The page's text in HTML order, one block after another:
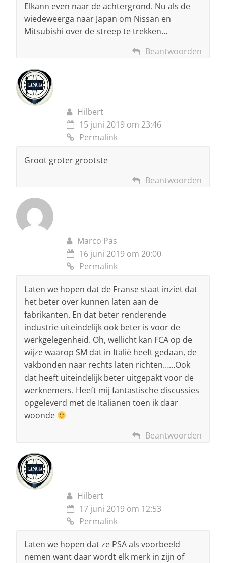
Elkann even naar de achtergrond. Nu als de
wiedeweerga naar Japan om Nissan en
Mitsubishi over de streep te trekken…
Beantwoorden
Hilbert
15 juni 2019 om 23:46
Permalink
Groot groter grootste
Beantwoorden
Marco Pas
16 juni 2019 om 20:00
Permalink
Laten we hopen dat de Franse staat inziet dat
het beter over kunnen laten aan de
fabrikanten. En dat beter renderende
industrie uiteindelijk ook beter is voor de
werkgelegenheid. Oh, wellicht kan FCA op de
wijze waarop SM dat in Italië heeft gedaan, de
vakbonden naar rechts laten richten……Ook
dat heeft uiteindelijk beter uitgepakt voor de
werknemers. Heeft mij fantastische discussies
opgeleverd met de Italianen toen ik daar
woonde
Beantwoorden
Hilbert
17 juni 2019 om 12:53
Permalink
Laten we hopen dat ze PSA als voorbeeld
nemen want daar wordt elk merk in zijn of